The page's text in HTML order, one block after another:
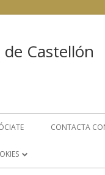
Castellón
CONTACTA